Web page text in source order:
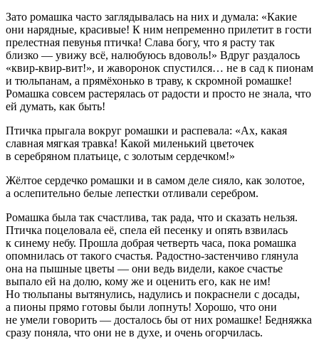
Зато ромашка часто заглядывалась на них и думала: «Какие
они нарядные, красивые! К ним непременно прилетит в гости
прелестная певунья птичка! Слава богу, что я расту так
близко — увижу всё, налюбуюсь вдоволь!» Вдруг раздалось
«квир-квир-вит!», и жаворонок спустился… не в сад к пионам
и тюльпанам, а прямёхонько в траву, к скромной ромашке!
Ромашка совсем растерялась от радости и просто не знала, что
ей думать, как быть!
Птичка прыгала вокруг ромашки и распевала: «Ах, какая
славная мягкая травка! Какой миленький цветочек
в серебряном платьице, с золотым сердечком!»
Жёлтое сердечко ромашки и в самом деле сияло, как золотое,
а ослепительно белые лепестки отливали серебром.
Ромашка была так счастлива, так рада, что и сказать нельзя.
Птичка поцеловала её, спела ей песенку и опять взвилась
к синему небу. Прошла добрая четверть часа, пока ромашка
опомнилась от такого счастья. Радостно-застенчиво глянула
она на пышные цветы — они ведь видели, какое счастье
выпало ей на долю, кому же и оценить его, как не им!
Но тюльпаны вытянулись, надулись и покраснели с досады,
а пионы прямо готовы были лопнуть! Хорошо, что они
не умели говорить — досталось бы от них ромашке! Бедняжка
сразу поняла, что они не в духе, и очень огорчилась.